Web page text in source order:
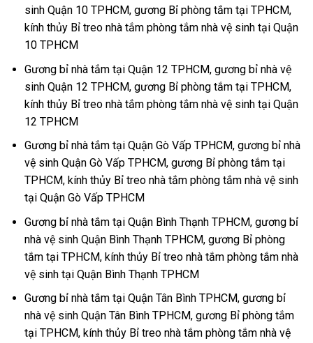
sinh Quận 10 TPHCM, gương Bỉ phòng tắm tại TPHCM,
kính thủy Bỉ treo nhà tắm phòng tắm nhà vệ sinh tại Quận
10 TPHCM
Gương bỉ nhà tắm tại Quận 12 TPHCM, gương bỉ nhà vệ
sinh Quận 12 TPHCM, gương Bỉ phòng tắm tại TPHCM,
kính thủy Bỉ treo nhà tắm phòng tắm nhà vệ sinh tại Quận
12 TPHCM
Gương bỉ nhà tắm tại Quận Gò Vấp TPHCM, gương bỉ nhà
vệ sinh Quận Gò Vấp TPHCM, gương Bỉ phòng tắm tại
TPHCM, kính thủy Bỉ treo nhà tắm phòng tắm nhà vệ sinh
tại Quận Gò Vấp TPHCM
Gương bỉ nhà tắm tại Quận Bình Thạnh TPHCM, gương bỉ
nhà vệ sinh Quận Bình Thạnh TPHCM, gương Bỉ phòng
tắm tại TPHCM, kính thủy Bỉ treo nhà tắm phòng tắm nhà
vệ sinh tại Quận Bình Thạnh TPHCM
Gương bỉ nhà tắm tại Quận Tân Bình TPHCM, gương bỉ
nhà vệ sinh Quận Tân Bình TPHCM, gương Bỉ phòng tắm
tại TPHCM, kính thủy Bỉ treo nhà tắm phòng tắm nhà vệ